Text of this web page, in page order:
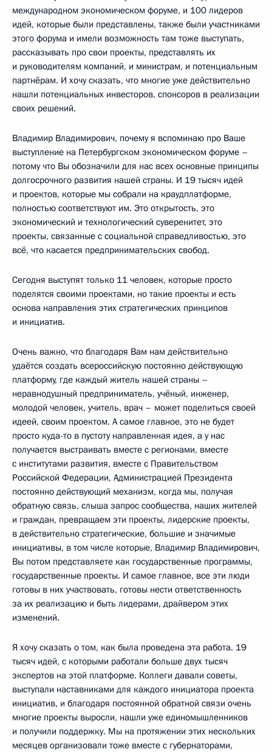
международном экономическом форуме, и 100 лидеров
идей, которые были представлены, также были участниками
этого форума и имели возможность там тоже выступать,
рассказывать про свои проекты, представлять их
и руководителям компаний, и министрам, и потенциальным
партнёрам. И хочу сказать, что многие уже действительно
нашли потенциальных инвесторов, спонсоров в реализации
своих решений.
Владимир Владимирович, почему я вспоминаю про Ваше
выступление на Петербургском экономическом форуме –
потому что Вы обозначили для нас всех основные принципы
долгосрочного развития нашей страны. И 19 тысяч идей
и проектов, которые мы собрали на краудплатформе,
полностью соответствуют им. Это открытость, это
экономический и технологический суверенитет, это
проекты, связанные с социальной справедливостью, это
всё, что касается предпринимательских свобод.
Сегодня выступят только 11 человек, которые просто
поделятся своими проектами, но такие проекты и есть
основа направления этих стратегических принципов
и инициатив.
Очень важно, что благодаря Вам нам действительно
удаётся создать всероссийскую постоянно действующую
платформу, где каждый житель нашей страны –
неравнодушный предприниматель, учёный, инженер,
молодой человек, учитель, врач – может поделиться своей
идеей, своим проектом. А самое главное, это не будет
просто куда-то в пустоту направленная идея, а у нас
получается выстраивать вместе с регионами, вместе
с институтами развития, вместе с Правительством
Российской Федерации, Администрацией Президента
постоянно действующий механизм, когда мы, получая
обратную связь, слыша запрос сообщества, наших жителей
и граждан, превращаем эти проекты, лидерские проекты,
в действительно стратегические, большие и значимые
инициативы, в том числе которые, Владимир Владимирович,
Вы потом представляете как государственные программы,
государственные проекты. И самое главное, все эти люди
готовы в них участвовать, готовы нести ответственность
за их реализацию и быть лидерами, драйвером этих
изменений.
Я хочу сказать о том, как была проведена эта работа. 19
тысяч идей, с которыми работали больше двух тысяч
экспертов на этой платформе. Коллеги давали советы,
выступали наставниками для каждого инициатора проекта
инициатив, и благодаря постоянной обратной связи очень
многие проекты выросли, нашли уже единомышленников
и получили поддержку. Мы на протяжении этих нескольких
месяцев организовали тоже вместе с губернаторами,